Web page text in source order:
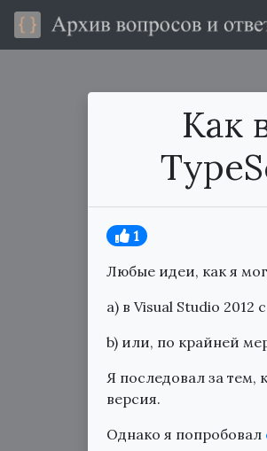
Как
1
Любые идеи, как я
a) в Visual Studio
b) или, по крайней
Я последовал за тем,
версия.
Однако я попробовал